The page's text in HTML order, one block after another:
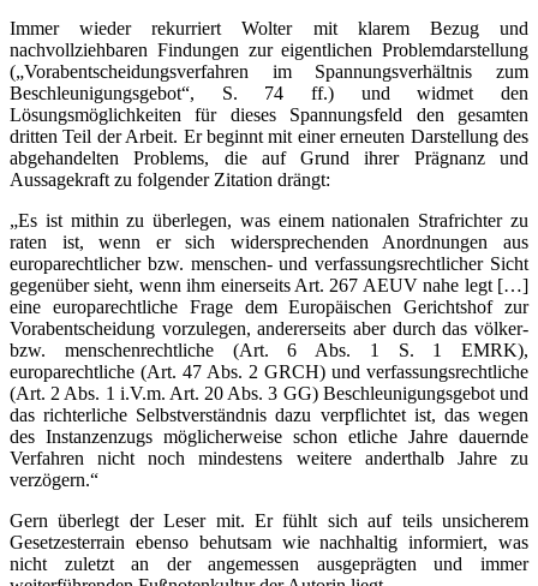
Immer wieder rekurriert Wolter mit klarem Bezug und
nachvollziehbaren Findungen zur eigentlichen Problemdarstellung
(„Vorabentscheidungsverfahren im Spannungsverhältnis zum
Beschleunigungsgebot“, S. 74 ff.) und widmet den
Lösungsmöglichkeiten für dieses Spannungsfeld den gesamten
dritten Teil der Arbeit. Er beginnt mit einer erneuten Darstellung des
abgehandelten Problems, die auf Grund ihrer Prägnanz und
Aussagekraft zu folgender Zitation drängt:
„Es ist mithin zu überlegen, was einem nationalen Strafrichter zu
raten ist, wenn er sich widersprechenden Anordnungen aus
europarechtlicher bzw. menschen- und verfassungsrechtlicher Sicht
gegenüber sieht, wenn ihm einerseits Art. 267 AEUV nahe legt […]
eine europarechtliche Frage dem Europäischen Gerichtshof zur
Vorabentscheidung vorzulegen, andererseits aber durch das völker-
bzw. menschenrechtliche (Art. 6 Abs. 1 S. 1 EMRK),
europarechtliche (Art. 47 Abs. 2 GRCH) und verfassungsrechtliche
(Art. 2 Abs. 1 i.V.m. Art. 20 Abs. 3 GG) Beschleunigungsgebot und
das richterliche Selbstverständnis dazu verpflichtet ist, das wegen
des Instanzenzugs möglicherweise schon etliche Jahre dauernde
Verfahren nicht noch mindestens weitere anderthalb Jahre zu
verzögern.“
Gern überlegt der Leser mit. Er fühlt sich auf teils unsicherem
Gesetzesterrain ebenso behutsam wie nachhaltig informiert, was
nicht zuletzt an der angemessen ausgeprägten und immer